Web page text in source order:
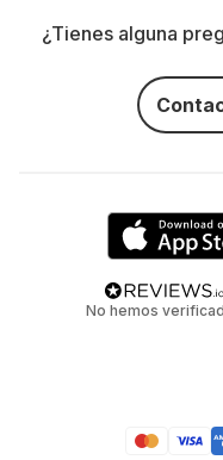
¿Tienes alguna
No hemos